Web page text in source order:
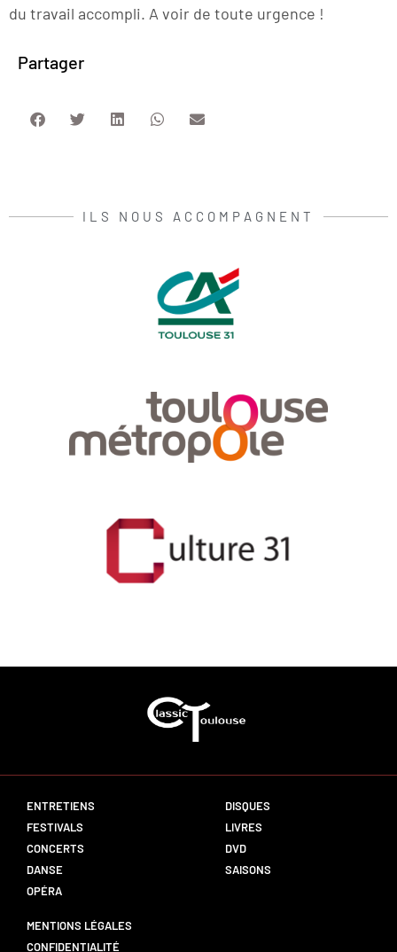
du travail accompli. A voir de toute urgence !
Partager
ILS NOUS ACCOMPAGNENT
ENTRETIENS
FESTIVALS
CONCERTS
DANSE
OPÉRA
DISQUES
LIVRES
DVD
SAISONS
MENTIONS LÉGALES
CONFIDENTIALITÉ